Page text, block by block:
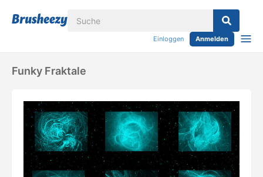
Einloggen Anmelden
Funky Fraktale